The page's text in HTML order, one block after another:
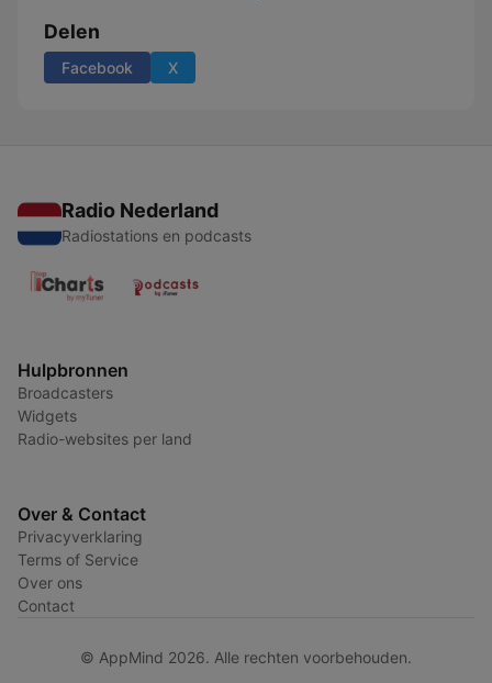
Delen
Facebook X
Radio Nederland
Radiostations en podcasts
Hulpbronnen
Broadcasters
Widgets
Radio-websites per land
Over & Contact
Privacyverklaring
Terms of Service
Over ons
Contact
© AppMind 2026. Alle rechten voorbehouden.